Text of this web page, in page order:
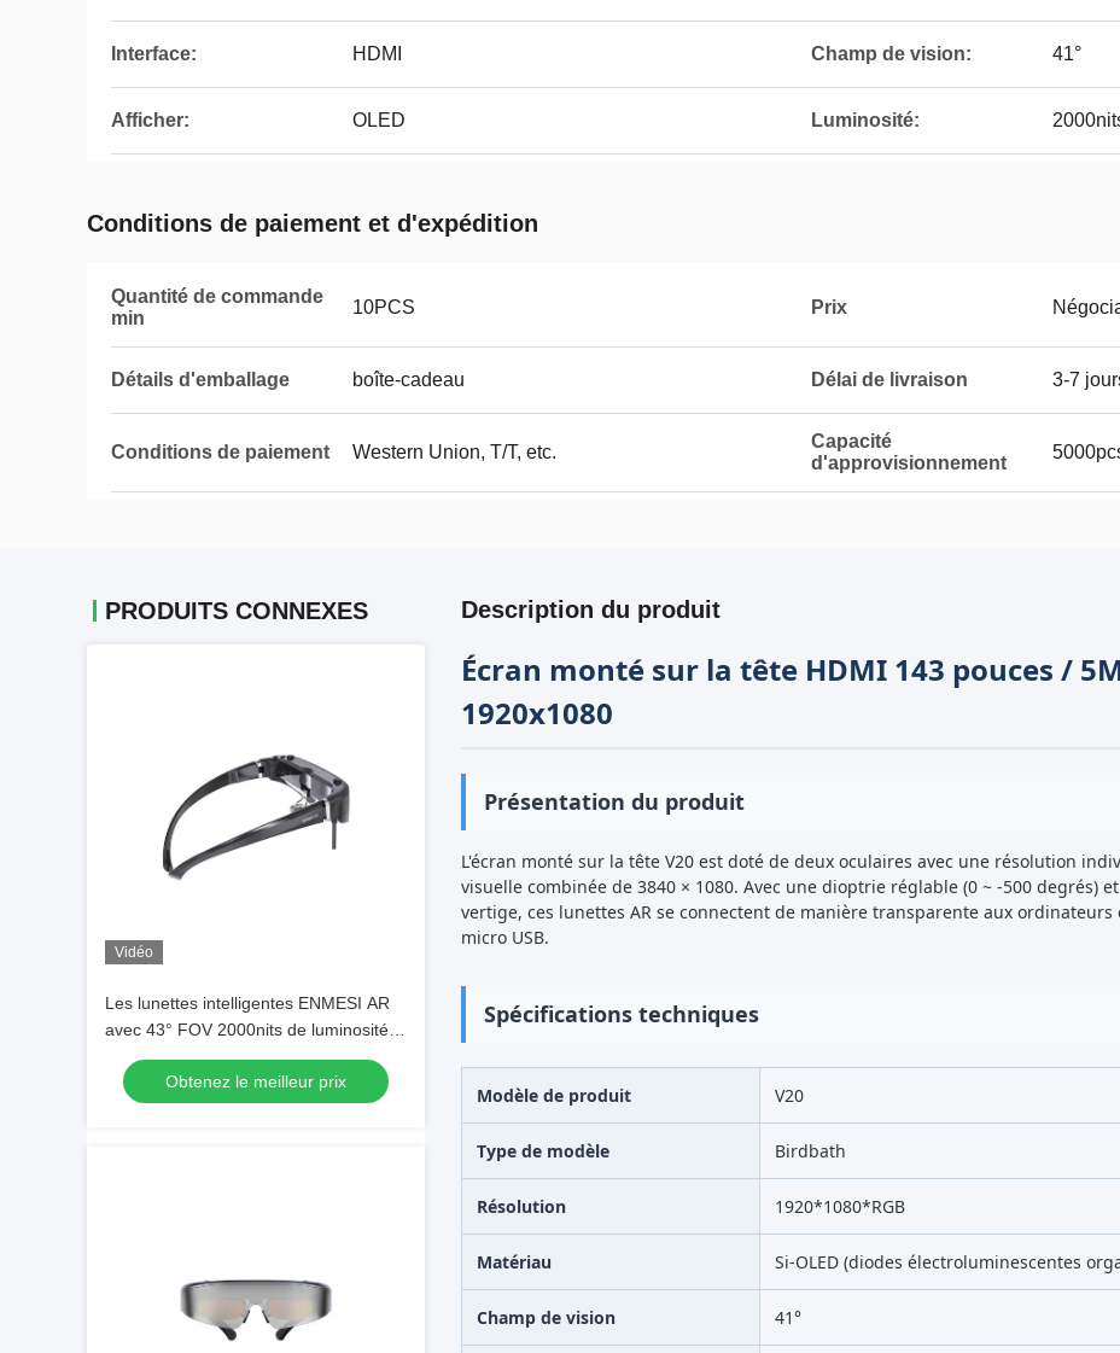
Interface: HDMI Champ de vision: 41°
Afficher: OLED Luminosité:
Conditions de paiement et d'expédition
Quantité de commande
min
10PCS Prix
Détails d'emballage boîte-cadeau Délai de livraison 3-7
Conditions de paiement Western Union, T/T, etc.
Capacité
d'approvisionnement
PRODUITS CONNEXES
Vidéo
Les lunettes intelligentes ENMESI AR
avec 43° FOV 2000nits de luminosité
et interface USB-C pour une
expérience de réalité augmentée
améliorée
Obtenez le meilleur prix
Description du produit
Écran monté sur la tête HDMI 143 pouces /
1920x1080
Présentation du produit
L'écran monté sur la tête V20 est doté de deux oculaires avec une résolution
visuelle combinée de 3840 × 1080. Avec une dioptrie réglable (0 ~ -500 degrés)
vertige, ces lunettes AR se connectent de manière transparente aux
micro USB.
Spécifications techniques
Modèle de produit V20
Type de modèle Birdbath
Résolution 1920*1080*RGB
Matériau Si-OLED (diodes électroluminescentes
Champ de vision 41°